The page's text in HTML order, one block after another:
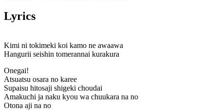
Lyrics
Kimi ni tokimeki koi kamo ne awaawa
Hangurii seishin tomerannai kurakura
Onegai!
Atsuatsu osara no karee
Supaisu hitosaji shigeki choudai
Amakuchi ja naku kyou wa chuukara na no
Otona aji na no